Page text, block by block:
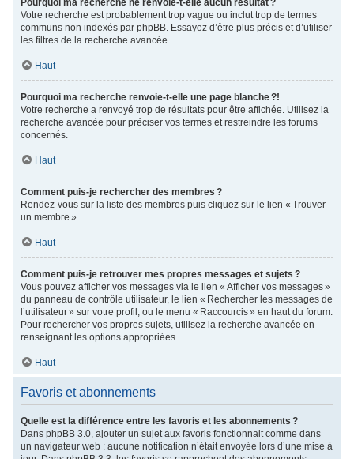
Pourquoi ma recherche ne renvoie-t-elle aucun résultat ?
Votre recherche est probablement trop vague ou inclut trop de termes
communs non indexés par phpBB. Essayez d’être plus précis et d’utiliser
les filtres de la recherche avancée.
Haut
Pourquoi ma recherche renvoie-t-elle une page blanche ?!
Votre recherche a renvoyé trop de résultats pour être affichée. Utilisez la
recherche avancée pour préciser vos termes et restreindre les forums
concernés.
Haut
Comment puis-je rechercher des membres ?
Rendez-vous sur la liste des membres puis cliquez sur le lien « Trouver
un membre ».
Haut
Comment puis-je retrouver mes propres messages et sujets ?
Vous pouvez afficher vos messages via le lien « Afficher vos messages »
du panneau de contrôle utilisateur, le lien « Rechercher les messages de
l’utilisateur » sur votre profil, ou le menu « Raccourcis » en haut du forum.
Pour rechercher vos propres sujets, utilisez la recherche avancée en
renseignant les options appropriées.
Haut
Favoris et abonnements
Quelle est la différence entre les favoris et les abonnements ?
Dans phpBB 3.0, ajouter un sujet aux favoris fonctionnait comme dans
un navigateur web : aucune notification n’était envoyée lors d’une mise à